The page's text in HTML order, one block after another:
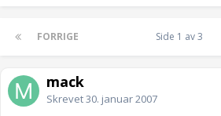
FORRIGE Side 1 av 3
mack
Skrevet30. januar 2007